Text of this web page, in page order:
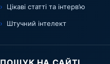
Цікаві статті та інтерв’ю
Штучний інтелект